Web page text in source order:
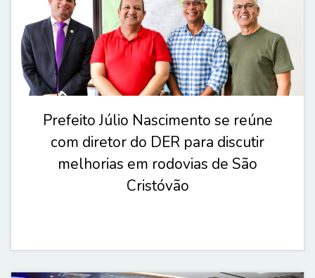
Prefeito Júlio Nascimento se reúne
com diretor do DER para discutir
melhorias em rodovias de São
Cristóvão